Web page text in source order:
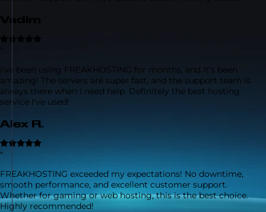
“
I've been using FREAKHOSTING for months, and it's been
amazing! The servers are super fast, and the support team is
always there when I need help. Definitely the best hosting
service I've used!
Alex R.
“
FREAKHOSTING exceeded my expectations! No downtime,
smooth performance, and excellent customer support.
Whether for gaming or web hosting, this is the best choice.
Highly recommended!